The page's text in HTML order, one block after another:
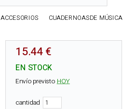
ACCESORIOS CUADERNOASDE MÚSICA
15.44 €
EN STOCK
Envío previstoHOY
cantidad